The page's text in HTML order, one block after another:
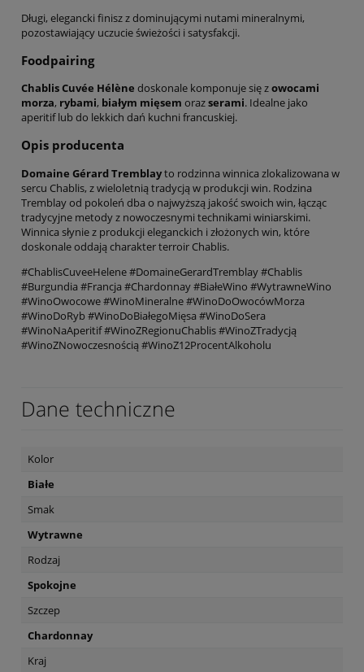
Długi, elegancki finisz z dominującymi nutami mineralnymi,
pozostawiający uczucie świeżości i satysfakcji.
Foodpairing
Chablis Cuvée Hélène doskonale komponuje się zowocami
morza, rybami, białym mięsem orazserami. Idealne jako
aperitif lub do lekkich dań kuchni francuskiej.
Opis producenta
Domaine Gérard Tremblayto rodzinna winnica zlokalizowana w
sercu Chablis, z wieloletnią tradycją w produkcji win. Rodzina
Tremblay od pokoleń dba o najwyższą jakość swoich win, łącząc
tradycyjne metody z nowoczesnymi technikami winiarskimi.
Winnica słynie z produkcji eleganckich i złożonych win, które
doskonale oddają charakter terroir Chablis.
#ChablisCuveeHelene #DomaineGerardTremblay #Chablis
#Burgundia #Francja #Chardonnay #BiałeWino #WytrawneWino
#WinoOwocowe #WinoMineralne #WinoDoOwocówMorza
#WinoDoRyb #WinoDoBiałegoMięsa #WinoDoSera
#WinoNaAperitif #WinoZRegionuChablis #WinoZTradycją
#WinoZNowoczesnością #WinoZ12ProcentAlkoholu
Dane techniczne
Kolor
Białe
Smak
Wytrawne
Rodzaj
Spokojne
Szczep
Chardonnay
Kraj